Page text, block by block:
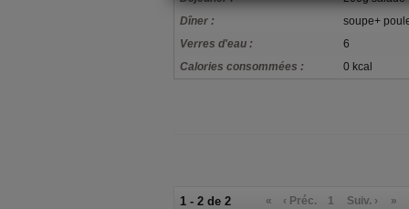
Dîner :
soupe+
Verres d'eau :
6
Calories consommées :
0 kcal
1 - 2 de 2 « ‹ Préc. 1 Suiv. › »